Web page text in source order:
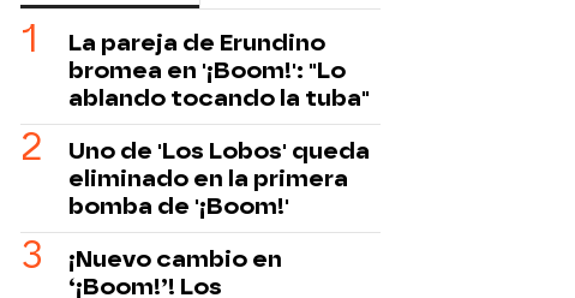
La pareja de Erundino
bromea en '¡Boom!': "Lo
ablando tocando la tuba"
Uno de 'Los Lobos' queda
eliminado en la primera
bomba de '¡Boom!'
¡Nuevo cambio en
‘¡Boom!’! Los